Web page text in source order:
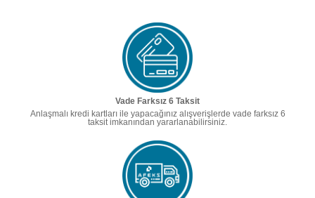
Vade Farksız 6 Taksit
Anlaşmalı kredi kartları ile yapacağınız alışverişlerde vade farksız 6
taksit imkanından yararlanabilirsiniz.